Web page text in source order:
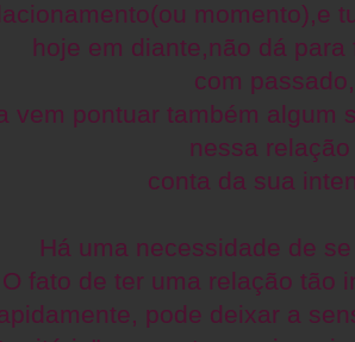
momento),e
hoje em diante,não dá
com
vem pontuar também algum
nessa
conta da sua
Há uma necessidade de
O fato de ter uma relação tão
pode deixar a